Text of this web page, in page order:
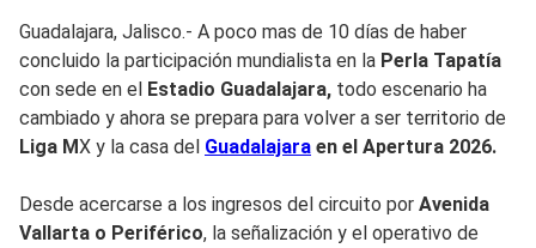
Guadalajara, Jalisco.- A poco mas de 10 días de haber
concluido la participación mundialista en la Perla Tapatía
con sede en el Estadio Guadalajara, todo escenario ha
cambiado y ahora se prepara para volver a ser territorio de
Liga MX y la casa del Guadalajara en el Apertura 2026.
Desde acercarse a los ingresos del circuito por Avenida
Vallarta o Periférico, la señalización y el operativo de